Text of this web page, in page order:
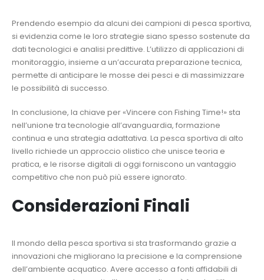
Prendendo esempio da alcuni dei campioni di pesca sportiva,
si evidenzia come le loro strategie siano spesso sostenute da
dati tecnologici e analisi predittive. L’utilizzo di applicazioni di
monitoraggio, insieme a un’accurata preparazione tecnica,
permette di anticipare le mosse dei pesci e di massimizzare
le possibilità di successo.
In conclusione, la chiave per «Vincere con Fishing Time!» sta
nell’unione tra tecnologie all’avanguardia, formazione
continua e una strategia adattativa. La pesca sportiva di alto
livello richiede un approccio olistico che unisce teoria e
pratica, e le risorse digitali di oggi forniscono un vantaggio
competitivo che non può più essere ignorato.
Considerazioni Finali
Il mondo della pesca sportiva si sta trasformando grazie a
innovazioni che migliorano la precisione e la comprensione
dell’ambiente acquatico. Avere accesso a fonti affidabili di